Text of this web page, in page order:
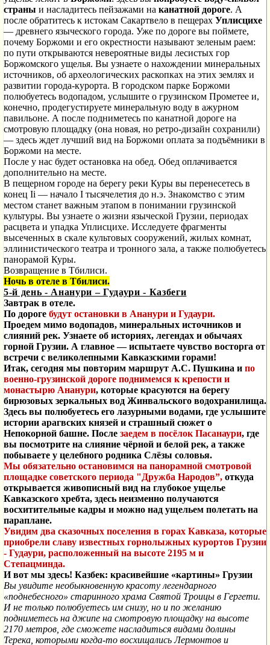
страны и насладитесь пейзажами на канатной дороге. А
после обратитесь к истокам Сакартвело в пещерах Уплисцихе
— древнего языческого города. Уже по дороге вы поймете,
почему Боржоми и его окрестности называют зеленым раем:
по пути открываются невероятные виды лесистых гор
Боржомского ущелья. Вы узнаете о нахождении минеральных
источников, об археологических раскопках на этих землях и
развитии города-курорта. В городском парке Боржоми
полюбуетесь водопадом, услышите о грузинском Прометее и,
конечно, продегустируете минеральную воду в ажурном
павильоне. А после подниметесь по канатной дороге на
смотровую площадку (она новая, но ретро-дизайн сохранили)
— здесь ждет лучший вид на Боржоми оплата за подъёмники в
Боржоми на месте.
После у нас будет остановка на обед. Обед оплачивается
дополнительно на месте.
В пещерном городе на берегу реки Куры вы перенесетесь в
конец Ii — начало I тысячелетия до н.э. Знакомство с этим
местом станет важным этапом в понимании грузинской
культуры. Вы узнаете о жизни языческой Грузии, периодах
расцвета и упадка Уплисцихе. Исследуете фрагменты
высеченных в скале культовых сооружений, жилых комнат,
эллинистического театра и тронного зала, а также полюбуетесь
панорамой Куры.
Возвращение в Тбилиси.
Ночь в отеле в Тбилиси.
5-й день - Ананури – Гудаури - Казбеги
Завтрак в отеле.
По дороге будут остановки в Ананури и Гудаури.
Проедем мимо водопадов, минеральных источников и
слияний рек. Узнаете об историях, легендах и обычаях
горной Грузии. А главное — испытаете чувство восторга от
встречи с великолепными Кавказскими горами!
Итак, сегодня мы повторим маршрут А.С. Пушкина и по
военно-грузинской дороге поднимемся к крепости и
монастырю Ананури, которые красуются на берегу
бирюзовых зеркальных вод Жинвальского водохранилища.
Здесь вы полюбуетесь его лазурными водами, где услышите
истории арагвских князей и страшный сюжет о
Непокорной башне. После заедем в посёлок Пасанаури, где
вы посмотрите на слияние чёрной и белой рек, а также
побываете у целебного родника Слёзы соловья.
Мы обязательно остановимся на панорамной смотровой
площадке советского периода "Дружба Народов”, откуда
открывается живописный вид на глубокое ущелье
Кавказского хребта, здесь неизменно получаются
восхитительные кадры и можно над ущельем полетать на
параплане.
Увидим два сказочных поселения в горах Кавказа, которые
приобрели славу известных горнолыжных курортов Грузии
- Гудаури, расположенный на высоте 2195 м и
Степацминда.
И вот мы здесь! Казбек: красивейшие «картины» Грузии
Вы увидите необыкновенную красоту легендарного
«поднебесного» старинного храма Святой Троицы в Гергети.
И не только полюбуетесь им снизу, но и по желанию
подниметесь на джипе на смотровую площадку на высоте
2170 метров, где сможете насладиться видами долины
Терека, которыми когда-то восхищались Лермонтов и